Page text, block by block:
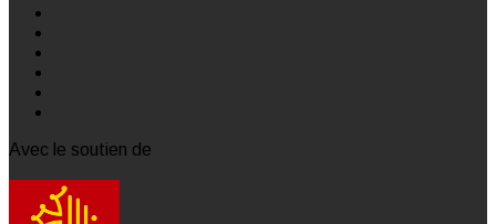
Avec le soutien de